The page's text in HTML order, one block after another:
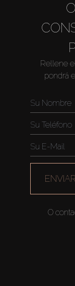
Rellene
pondrá
ENVIAR
O